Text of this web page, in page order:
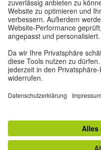
Impressum
Nutzungsbedingungen